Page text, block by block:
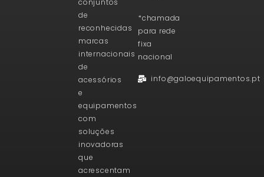
de
reconhecidas
marcas
internacionais
de
acessórios
e
equipamentos
com
soluções
inovadoras
que
acrescentam
*chamada
para rede
fixa
nacional
info@galoequipamentos.pt